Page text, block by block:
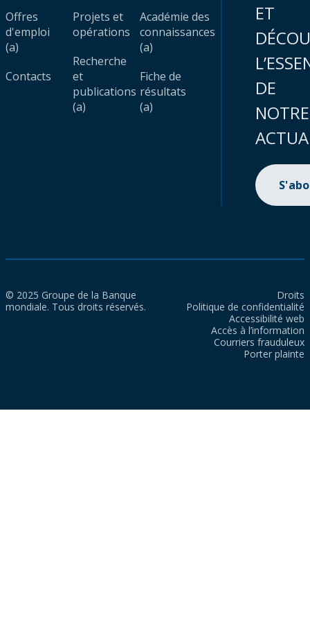
Offres
d'emploi
(a)
Contacts
Projets et
opérations
Recherche
et
publications
(a)
Académie des
connaissances
(a)
Fiche de
résultats
(a)
ET
DE
NOTRE
© 2025 Groupe de la Banque
mondiale. Tous droits réservés.
Droits
Politique de confidentialité
Accessibilité web
Accès à l’information
Courriers frauduleux
Porter plainte